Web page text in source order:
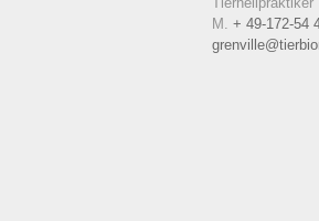
M. + 49-172-54